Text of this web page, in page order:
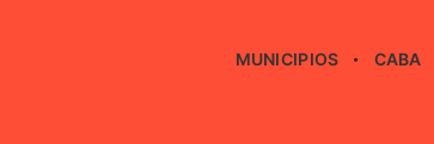
MUNICIPIOS CABA